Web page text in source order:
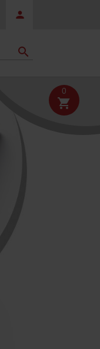
person
search
0
shopping_cart